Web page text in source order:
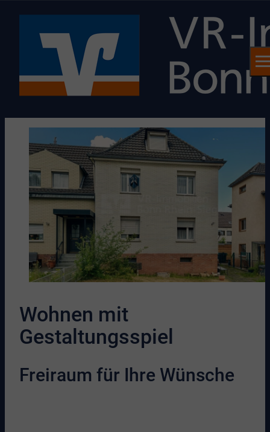
Wohnen mit
Gestaltungsspiel
Freiraum für Ihre Wünsche